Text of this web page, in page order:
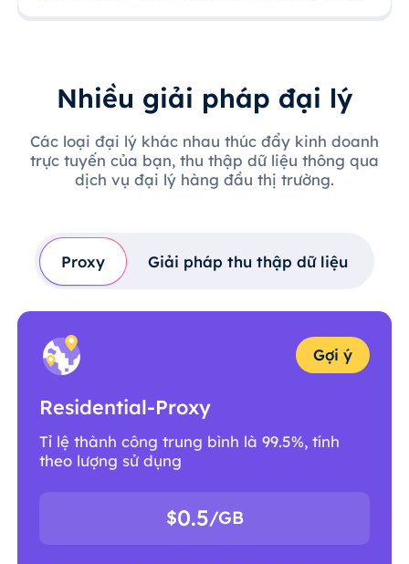
Nhiều giải pháp đại lý
Các loại đại lý khác nhau thúc đẩy kinh doanh
trực tuyến của bạn, thu thập dữ liệu thông qua
dịch vụ đại lý hàng đầu thị trường.
Proxy Giải pháp thu thập dữ liệu
Gợi ý
Residential-Proxy
Tỉ lệ thành công trung bình là 99.5%, tính
theo lượng sử dụng
$0.5/GB